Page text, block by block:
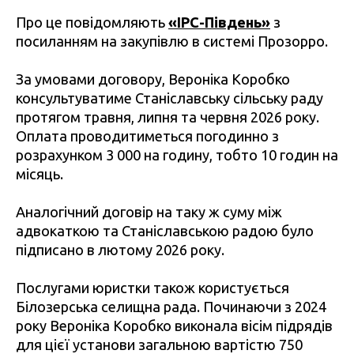
Про це повідомляють «IPC-Південь» з
посиланням на закупівлю в системі Прозорро.
За умовами договору, Вероніка Коробко
консультуватиме Станіславську сільську раду
протягом травня, липня та червня 2026 року.
Оплата проводитиметься погодинно з
розрахунком 3 000 на годину, тобто 10 годин на
місяць.
Аналогічний договір на таку ж суму між
адвокаткою та Станіславською радою було
підписано в лютому 2026 року.
Послугами юристки також користується
Білозерська селищна рада. Починаючи з 2024
року Вероніка Коробко виконала вісім підрядів
для цієї установи загальною вартістю 750